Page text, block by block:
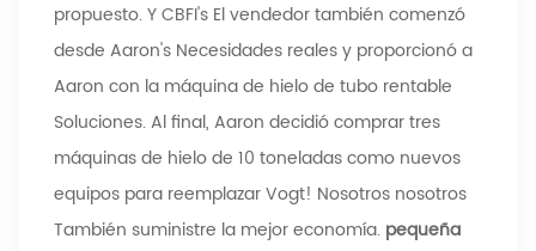
propuesto. Y CBFI's El vendedor también comenzó
desde Aaron's Necesidades reales y proporcionó a
Aaron con la máquina de hielo de tubo rentable
Soluciones. Al final, Aaron decidió comprar tres
máquinas de hielo de 10 toneladas como nuevos
equipos para reemplazar Vogt! Nosotros nosotros
También suministre la mejor economía. pequeña